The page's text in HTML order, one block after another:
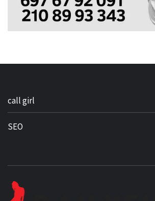
call girl
SEO